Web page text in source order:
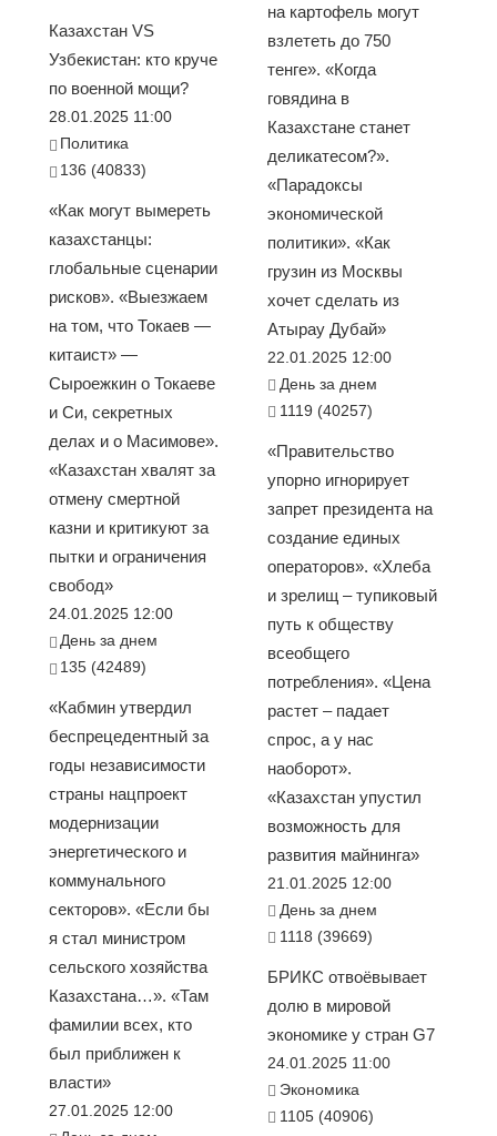
Казахстан VS
Узбекистан: кто круче
по военной мощи?
28.01.2025 11:00
Политика
136 (40833)
«Как могут вымереть
казахстанцы:
глобальные сценарии
рисков». «Выезжаем
на том, что Токаев —
китаист» —
Сыроежкин о Токаеве
и Си, секретных
делах и о Масимове».
«Казахстан хвалят за
отмену смертной
казни и критикуют за
пытки и ограничения
свобод»
24.01.2025 12:00
День за днем
135 (42489)
«Кабмин утвердил
беспрецедентный за
годы независимости
страны нацпроект
модернизации
энергетического и
коммунального
секторов». «Если бы
я стал министром
сельского хозяйства
Казахстана…». «Там
фамилии всех, кто
был приближен к
власти»
27.01.2025 12:00
на картофель могут
взлететь до 750
тенге». «Когда
говядина в
Казахстане станет
деликатесом?».
«Парадоксы
экономической
политики». «Как
грузин из Москвы
хочет сделать из
Атырау Дубай»
22.01.2025 12:00
День за днем
1119 (40257)
«Правительство
упорно игнорирует
запрет президента на
создание единых
операторов». «Хлеба
и зрелищ – тупиковый
путь к обществу
всеобщего
потребления». «Цена
растет – падает
спрос, а у нас
наоборот».
«Казахстан упустил
возможность для
развития майнинга»
21.01.2025 12:00
День за днем
1118 (39669)
БРИКС отвоёвывает
долю в мировой
экономике у стран G7
24.01.2025 11:00
Экономика
1105 (40906)